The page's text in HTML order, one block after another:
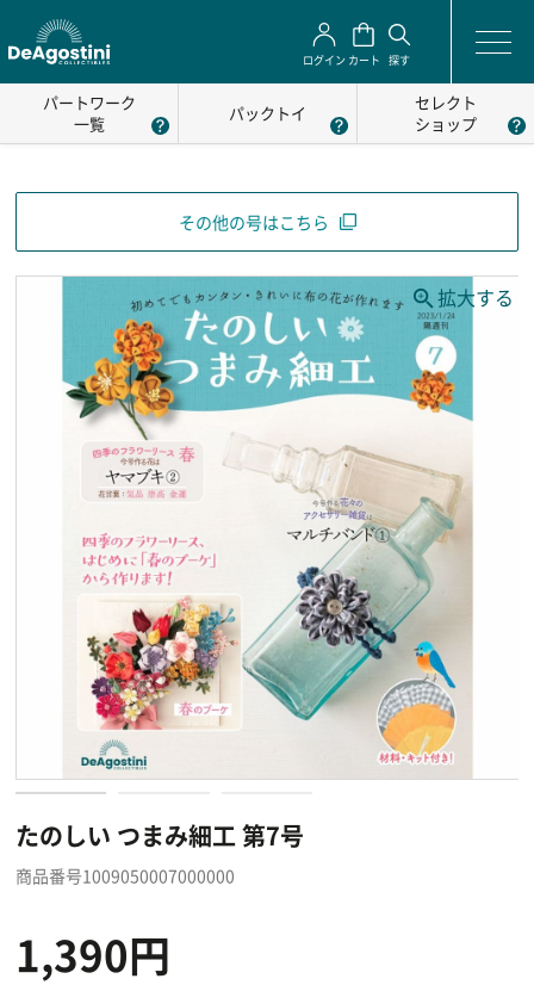
ログイン カート 探す
パートワーク
一覧
パックトイ
セレクト
ショップ
その他の号はこちら
たのしい つまみ細工 第7号
商品番号1009050007000000
1,390円